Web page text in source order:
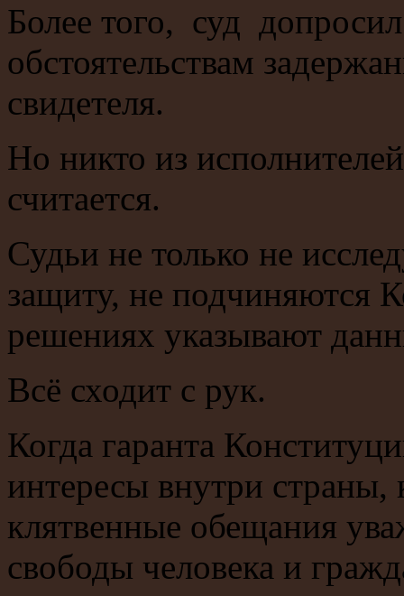
Более того, суд допросил
обстоятельствам
свидетеля.
Но никто из
считается.
Судьи не только не
защиту, не подчиняются
решениях указывают
Всё сходит с рук.
Когда гаранта
интересы внутри страны,
клятвенные обещания
свободы человека и